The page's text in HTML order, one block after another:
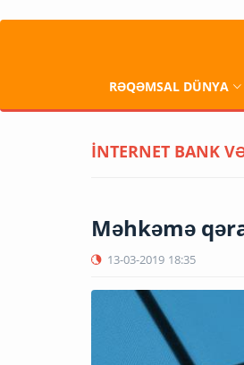
RƏQƏMSAL DÜNYA
İNTERNET BANK
Məhkəmə
13-03-2019 18:35